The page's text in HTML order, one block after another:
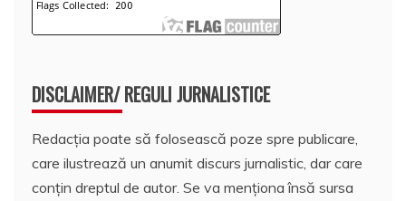
DISCLAIMER/ REGULI JURNALISTICE
Redacția poate să folosească poze spre publicare,
care ilustrează un anumit discurs jurnalistic, dar care
conțin dreptul de autor. Se va menționa însă sursa